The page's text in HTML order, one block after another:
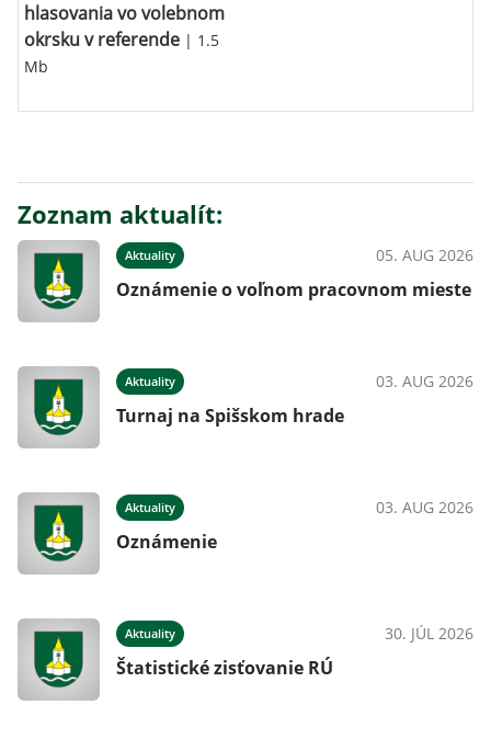
hlasovania vo volebnom
okrsku v referende | 1.5
Mb
Zoznam aktualít:
Aktuality 05. AUG 2026
Oznámenie o voľnom pracovnom mieste
Aktuality 03. AUG 2026
Turnaj na Spišskom hrade
Aktuality 03. AUG 2026
Oznámenie
Aktuality 30. JÚL 2026
Štatistické zisťovanie RÚ